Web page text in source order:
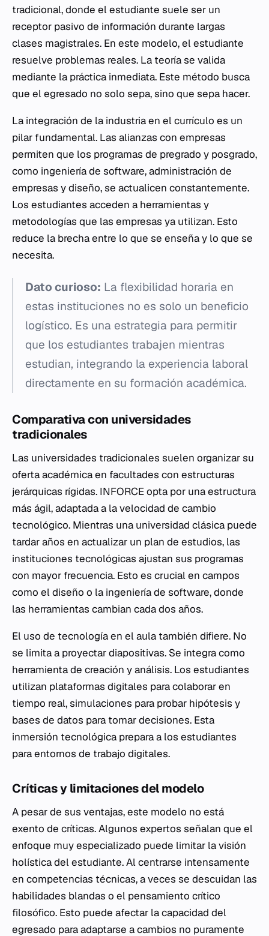
tradicional, donde el estudiante suele ser un
receptor pasivo de información durante largas
clases magistrales. En este modelo, el estudiante
resuelve problemas reales. La teoría se valida
mediante la práctica inmediata. Este método busca
que el egresado no solo sepa, sino que sepa hacer.
La integración de la industria en el currículo es un
pilar fundamental. Las alianzas con empresas
permiten que los programas de pregrado y posgrado,
como ingeniería de software, administración de
empresas y diseño, se actualicen constantemente.
Los estudiantes acceden a herramientas y
metodologías que las empresas ya utilizan. Esto
reduce la brecha entre lo que se enseña y lo que se
necesita.
Dato curioso: La flexibilidad horaria en
estas instituciones no es solo un beneficio
logístico. Es una estrategia para permitir
que los estudiantes trabajen mientras
estudian, integrando la experiencia laboral
directamente en su formación académica.
Comparativa con universidades
tradicionales
Las universidades tradicionales suelen organizar su
oferta académica en facultades con estructuras
jerárquicas rígidas. INFORCE opta por una estructura
más ágil, adaptada a la velocidad de cambio
tecnológico. Mientras una universidad clásica puede
tardar años en actualizar un plan de estudios, las
instituciones tecnológicas ajustan sus programas
con mayor frecuencia. Esto es crucial en campos
como el diseño o la ingeniería de software, donde
las herramientas cambian cada dos años.
El uso de tecnología en el aula también difiere. No
se limita a proyectar diapositivas. Se integra como
herramienta de creación y análisis. Los estudiantes
utilizan plataformas digitales para colaborar en
tiempo real, simulaciones para probar hipótesis y
bases de datos para tomar decisiones. Esta
inmersión tecnológica prepara a los estudiantes
para entornos de trabajo digitales.
Críticas y limitaciones del modelo
A pesar de sus ventajas, este modelo no está
exento de críticas. Algunos expertos señalan que el
enfoque muy especializado puede limitar la visión
holística del estudiante. Al centrarse intensamente
en competencias técnicas, a veces se descuidan las
habilidades blandas o el pensamiento crítico
filosófico. Esto puede afectar la capacidad del
egresado para adaptarse a cambios no puramente